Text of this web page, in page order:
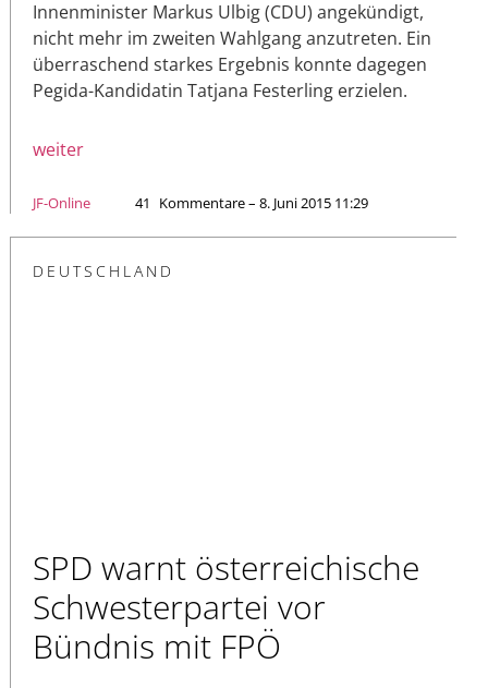
Innenminister Markus Ulbig (CDU) angekündigt,
nicht mehr im zweiten Wahlgang anzutreten. Ein
überraschend starkes Ergebnis konnte dagegen
Pegida-Kandidatin Tatjana Festerling erzielen.
weiter
JF-Online 41 Kommentare – 8. Juni 2015 11:29
DEUTSCHLAND
SPD warnt österreichische
Schwesterpartei vor
Bündnis mit FPÖ